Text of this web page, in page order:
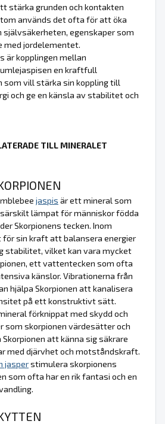
stärka grunden och kontakten
används det ofta för att öka
egenskaper som
med jordelementet.
är kopplingen mellan
en kraftfull
som vill stärka sin koppling till
och ge en känsla av stabilitet och
TILL MINERALET
jaspis är ett mineral som
lämpat för människor födda
Skorpionens tecken. Inom
sin kraft att balansera energier
stabilitet, vilket kan vara mycket
ett vattentecken som ofta
känslor. Vibrationerna från
hjälpa Skorpionen att kanalisera
på ett konstruktivt sätt.
förknippat med skydd och
som skorpionen värdesätter och
Skorpionen att känna sig säkrare
med djärvhet och motståndskraft.
jasperstimulera skorpionens
som ofta har en rik fantasi och en